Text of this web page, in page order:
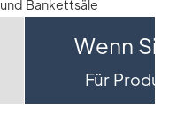
Wenn
Für